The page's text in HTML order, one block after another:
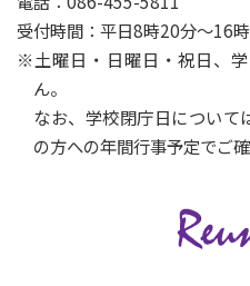
受付時間：平日8時20分～16
※土曜日・日曜日・祝日、
ん。
なお、学校閉庁日について
の方への年間行事予定でご確